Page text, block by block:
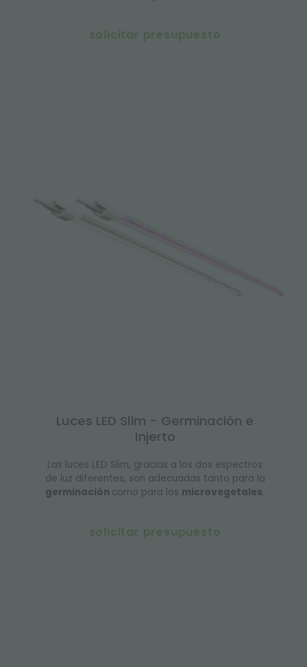
solicitar presupuesto
Luces LED Slim - Germinación e
Injerto
Las luces LED Slim, gracias a los dos espectros
de luz diferentes, son adecuadas tanto para la
germinación como para los microvegetales.
solicitar presupuesto